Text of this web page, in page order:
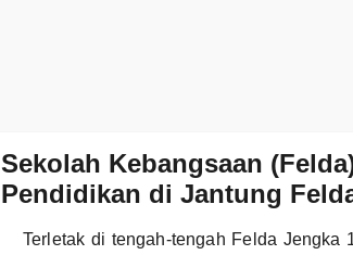
Sekolah Kebangsaan
Pendidikan di Jantung
Terletak di tengah-tengah Felda